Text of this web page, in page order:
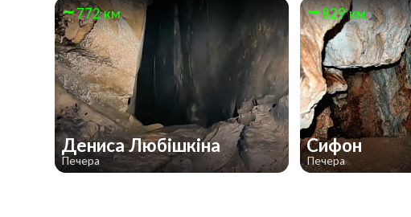
772 км
Дениса Любішкіна
Печера
829 км
Сифон
Печера